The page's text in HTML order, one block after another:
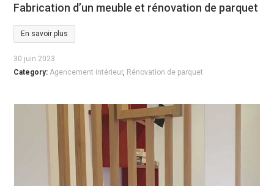
Fabrication d’un meuble et rénovation de parquet
En savoir plus
30 juin 2023
Category: Agencement intérieur, Rénovation de parquet